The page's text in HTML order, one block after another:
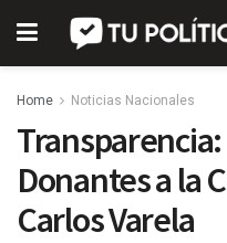
Home Noticias Nacionales
Donantes a la
Carlos Varela